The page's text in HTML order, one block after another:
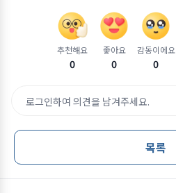
추천해요
0
좋아요
0
감동이에요
0
로그인하여 의견을 남겨주세요.
목록